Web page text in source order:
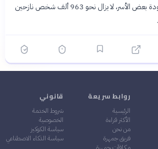
الأعمال العسكرية وعودة بعض الأسر، لا يزال نحو 963 ألف شخص نازحين
روابط سريعة
الرئيسية
الأكثر قراءة
من نحن
فريق جمهرة
مكافآت جمهرة
قانوني
شروط الخدمة
الخصوصية
سياسة الكوكيز
سياسة الذكاء الاصطناعي